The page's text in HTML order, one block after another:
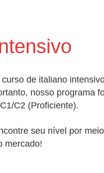
curso de italiano
nosso programa
C2 (Proficiente).
seu nível por
mercado!